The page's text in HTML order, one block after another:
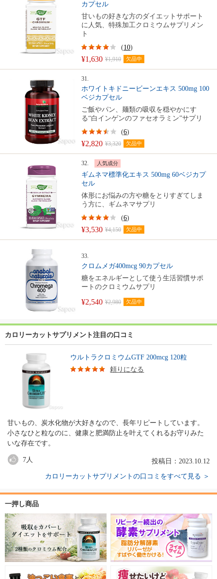
カプセル
甘いもの好きな方のダイエットサポート
に人気、特殊加工クロミウムサプリメン
ト
¥1,630 ¥1,910 欠品中
(10)
31.
ホワイトキドニービーンエキス 500mg 100
ベジカプセル
ご飯やパン、麺類の吸収を穏やかにす
る“白インゲンのファセオラミン”サプリ
¥2,820 ¥3,320 欠品中
(6)
32. 人気成分
ギムネマ標準化エキス 500mg 60ベジカプ
セル
体形にお悩みの方や糖をとりすぎてしま
う方に、ギムネマサプリ
¥3,530 ¥4,150 欠品中
(6)
33.
クロムメガ400mcg 90カプセル
糖をエネルギーとして使う生活習慣サポ
ートのクロミウムサプリ
¥2,540 ¥2,980 欠品中
カロリーカットサプリメント注目の口コミ
ウルトラクロミウムGTF 200mcg 120粒
頼りになる
甘いもの、炭水化物が大好きなので、長年リピートしています。
小さなひと粒なのに、健康と肥満防止を叶えてくれるお守りみた
いな存在です。
7人 投稿日：2023.10.12
カロリーカットサプリメントの口コミをすべて見る ＞
一押し商品